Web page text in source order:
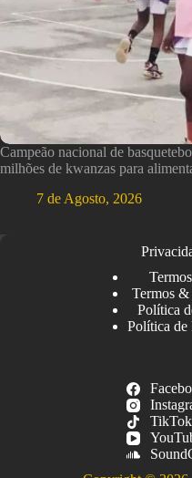
Campeão nacional de
milhões de kwanzas para
7 de Agosto, 2026
Termos
Política
Política de
TikTok